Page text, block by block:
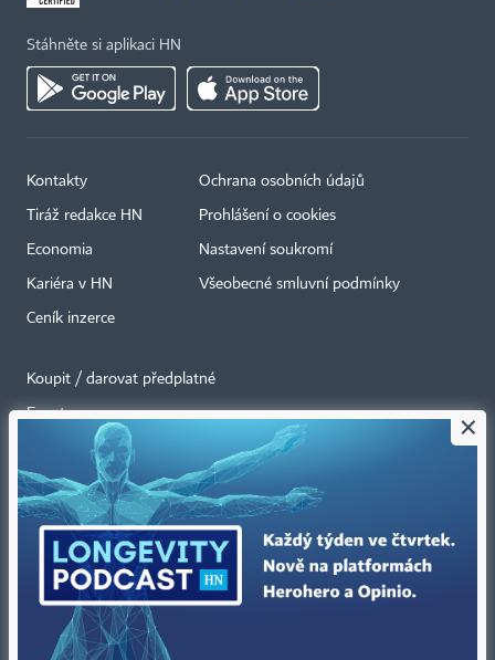
Stáhněte si aplikaci HN
Kontakty
Tiráž redakce HN
Economia
Kariéra v HN
Ceník inzerce
Ochrana osobních údajů
Prohlášení o cookies
Nastavení soukromí
Všeobecné smluvní podmínky
Koupit / darovat předplatné
Eventy
Newslettery
RSS kanály
Autorská práva vykonává vydavatel. Bez písemného svolení vydavatele je
zakázáno jakékoli užití částí nebo celku díla, zejména rozmnožování a šíření
jakýmkoli způsobem, mechanickým nebo elektronickým, v českém nebo
jiném jazyce. Bez souhlasu vydavatele je zakázáno též rozmnožování
obsahu pro účely automatizované analýzy textů nebo dat
×